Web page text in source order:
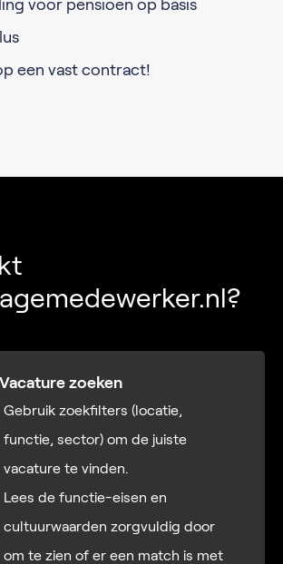
voor pensioen op basis
een vast contract!
Vacature zoeken
Gebruik zoekfilters (locatie,
functie, sector) om de juiste
vacature te vinden.
Lees de functie-eisen en
cultuurwaarden zorgvuldig door
om te zien of er een match is met